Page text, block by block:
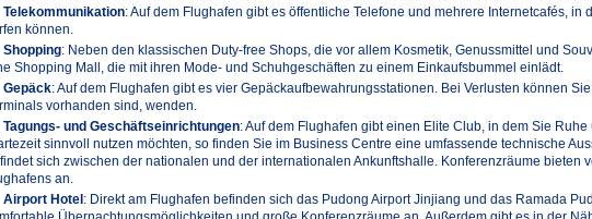
Telekommunikation: Auf dem Flughafen gibt es öffentliche Telefone und mehrere Internetcafés, in
können.
Shopping: Neben den klassischen Duty-free Shops, die vor allem Kosmetik, Genussmittel und
Shopping Mall, die mit ihren Mode- und Schuhgeschäften zu einem Einkaufsbummel einlädt.
Gepäck: Auf dem Flughafen gibt es vier Gepäckaufbewahrungsstationen. Bei Verlusten können
vorhanden sind, wenden.
Tagungs- und Geschäftseinrichtungen: Auf dem Flughafen gibt einen Elite Club, in dem Sie
sinnvoll nutzen möchten, so finden Sie im Business Centre eine umfassende technische
sich zwischen der nationalen und der internationalen Ankunftshalle. Konferenzräume bieten
an.
Airport Hotel: Direkt am Flughafen befinden sich das Pudong Airport Jinjiang und das Ramada